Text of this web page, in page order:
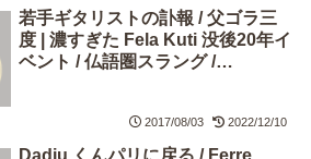
若手ギタリストの訃報 / 父ゴラ三
度 | 濃すぎた Fela Kuti 没後20年イ
ベント / 仏語圏スラング /
2017/08/03 2022/12/10